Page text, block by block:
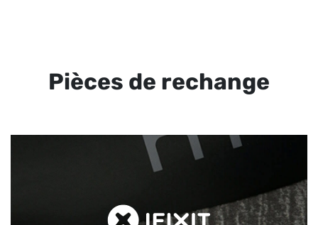
Pièces de rechange